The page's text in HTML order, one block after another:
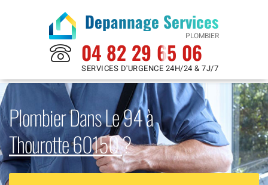
Depannage Services
PLOMBIER
04 82 29 65 06
SERVICES D'URGENCE 24H/24 & 7J/7
Plombier Dans Le 94 à
Thourotte 60150?